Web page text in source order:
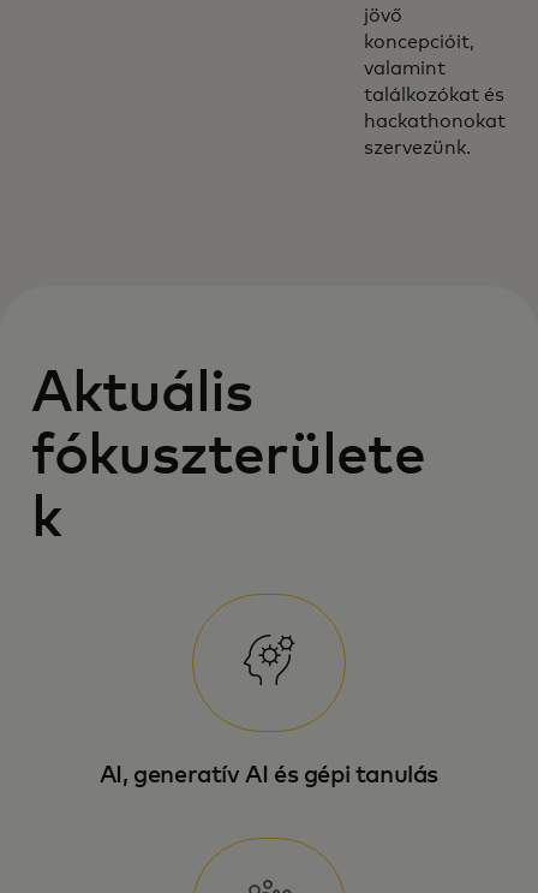
jövő
koncepcióit,
valamint
találkozókat és
hackathonokat
szervezünk.
Aktuális
fókuszterülete
k
AI, generatív AI és gépi tanulás